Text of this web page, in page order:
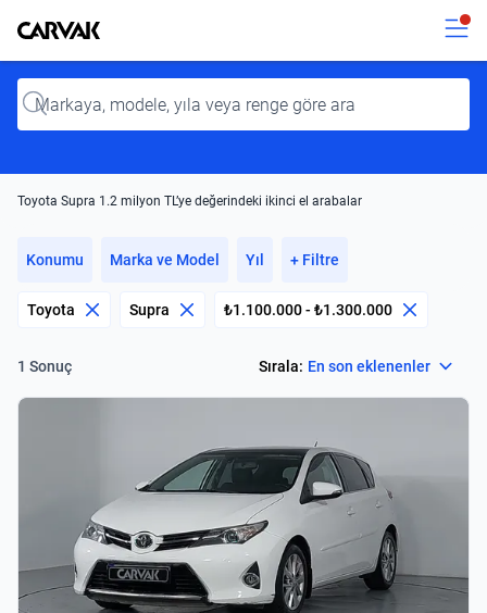
Kavak
Input
Toyota Supra 1.2 milyon TL’ye değerindeki ikinci el arabalar
Konumu Marka ve Model Yıl + Filtre
Toyota Supra ₺1.100.000 - ₺1.300.000
1 Sonuç Sırala: En son eklenenler